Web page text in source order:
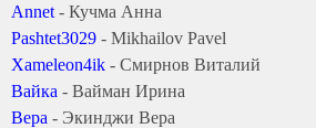
Annet - Кучма Анна
Pashtet3029 - Mikhailov Pavel
Xameleon4ik - Смирнов Виталий
Вайка - Вайман Ирина
Вера - Экинджи Вера